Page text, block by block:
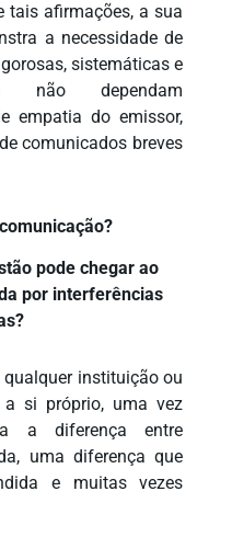
tais afirmações, a sua
a necessidade de
sistemáticas e
não dependam
empatia do emissor,
comunicados breves
pode chegar ao
por interferências
instituição ou
si próprio, uma vez
a diferença entre
uma diferença que
e muitas vezes